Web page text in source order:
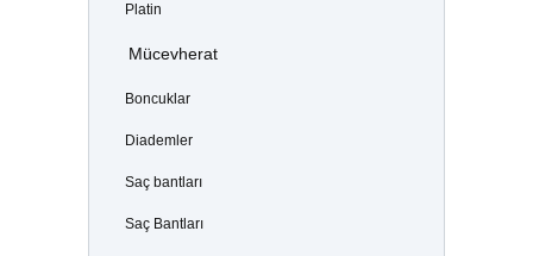
Platin
Mücevherat
Boncuklar
Diademler
Saç bantları
Saç Bantları